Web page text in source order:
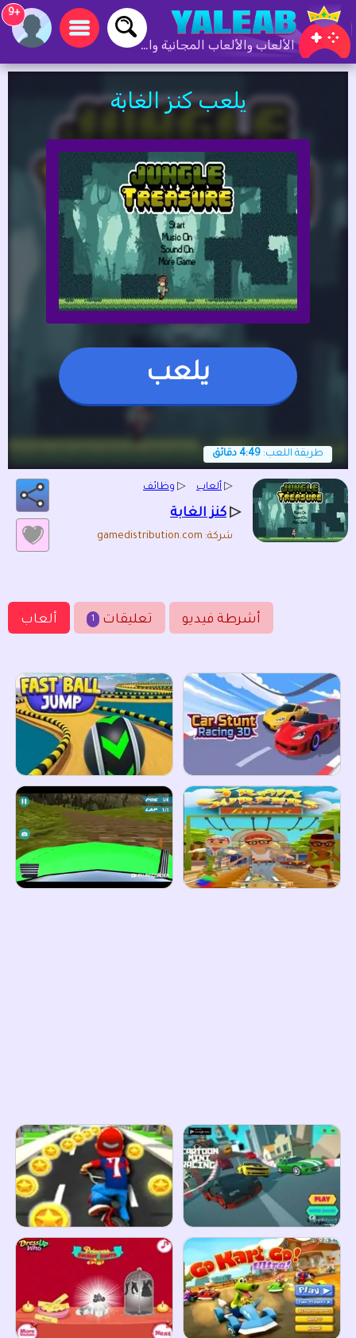
الألعاب والألعاب المجانية والألعاب عبر الإنترنت
+9
يلعب كنز الغابة
يلعب
طريقة اللعب: 4:49 دقائق
▷ ألعاب ▷ وظائف
▷ كنز الغابة
شركة: gamedistribution.com
ألعاب 1 تعليقات أشرطة فيديو